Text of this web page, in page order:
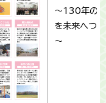
～130年の
を未来へつ
～